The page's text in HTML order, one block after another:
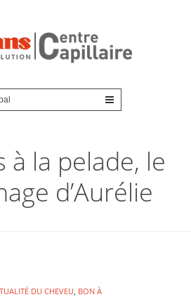
à la pelade, le
d’Aurélie
DU CHEVEU, BON À